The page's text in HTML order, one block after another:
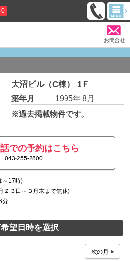
0
お問合せ
大沼ビル（C棟） 1Ｆ
築年月
1995年 8月
※過去掲載物件です。
での予約はこちら
043-255-2800
～17時)
２３日～３月末まで無休)
分
望日時を選択